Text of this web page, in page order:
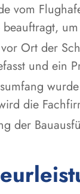
vom
Ort der
und ein
die
der